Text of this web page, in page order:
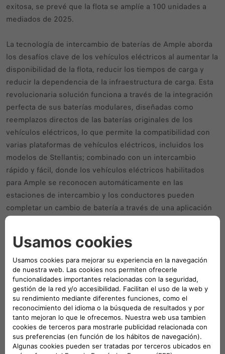
exitosa, se prevé que la flota se amplíe a 100 unidades a
mediados de 2025.
La tecnología de intercambio de baterías de Ample aborda
los desafíos clave de los vehículos eléctricos al aumentar la
disponibilidad de la flota, reducir los tiempos de carga y
reducir la dependencia de la infraestructura de carga. Esta
revolucionaria solución funciona a través de la integración
perfecta de sus baterías modulares, diseñadas como
reemplazos directos de las baterías originales de los
vehículos eléctricos, lo que permite la compatibilidad con
varias plataformas de vehículos eléctricos, incluidos los
modelos de Stellantis; combinado con un intercambio
rápido y fácil, donde los vehículos eléctricos habilitados
para Ample se reconocen automáticamente en las
estaciones de intercambio y los conductores pueden
completar un cambio de batería a través de una aplicación
móvil en menos de cinco minutos.
En colaboración con Free2move Charge, la división de
Stellantis dedicada a las soluciones de carga y energía, la
marca italiana se compromete a extraer de este primer
proyecto datos y conocimientos que desempeñarán un
papel crucial en la exploración de las implementaciones a
gran escala de la tecnología Ample.
En MOVE 2025, el principal evento mundial de tecnología y
movilidad sostenible, que tendrá lugar el 18 y 19 de junio